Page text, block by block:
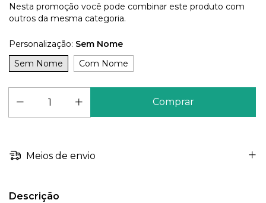
Nesta promoção você pode combinar este produto com
outros da mesma categoria.
Personalização: Sem Nome
Sem Nome
Com Nome
Meios de envio
Descrição